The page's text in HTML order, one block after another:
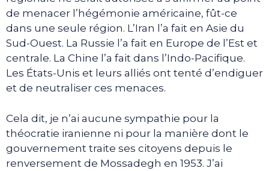
de menacer l’hégémonie américaine, fût-ce
dans une seule région. L’Iran l’a fait en Asie du
Sud-Ouest. La Russie l’a fait en Europe de l’Est et
centrale. La Chine l’a fait dans l’Indo-Pacifique.
Les États-Unis et leurs alliés ont tenté d’endiguer
et de neutraliser ces menaces.
Cela dit, je n’ai aucune sympathie pour la
théocratie iranienne ni pour la manière dont le
gouvernement traite ses citoyens depuis le
renversement de Mossadegh en 1953. J’ai